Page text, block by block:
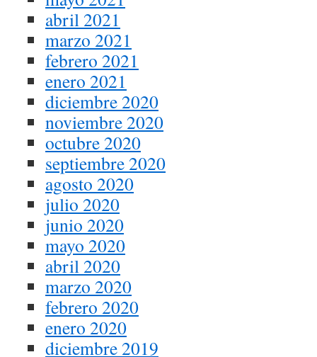
abril 2021
marzo 2021
febrero 2021
enero 2021
diciembre 2020
noviembre 2020
octubre 2020
septiembre 2020
agosto 2020
julio 2020
junio 2020
mayo 2020
abril 2020
marzo 2020
febrero 2020
enero 2020
diciembre 2019